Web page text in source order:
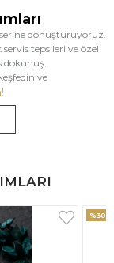
dönüştürüyoruz.
tepsileri ve özel
dokunuş.
ve
%33